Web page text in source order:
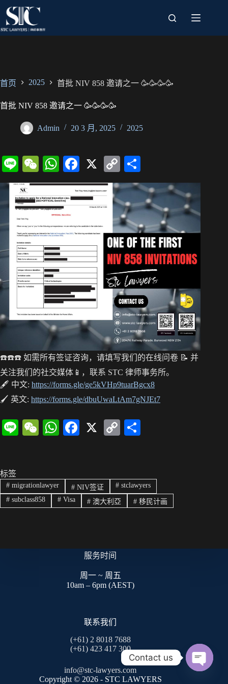
过
内
首页 2025 首批 NIV 858 邀请之一 🥳🥳🥳🥳
首批 NIV 858 邀请之一 🥳🥳🥳🥳
Admin 20 3 月, 2025 2025
Li
ne
W
e
C
ha
t
W
ha
ts
A
pp
Fa
ce
bo
ok
X
C
op
y
Li
nk
享
☎️☎️☎️ 如需所有签证咨询，请填写我们的在线问卷 📝 并
关注我们的社交媒体📱，联系 STC 律师事务所。
🖋 中文: https://forms.gle/ge5kVHp9tuarBgcx8
🖌 英文: https://forms.gle/dbuUwaLtAm7gNJEt7
Li
W
ha
t
W
A
pp
Fa
ok
X
C
Li
nk
标签
#migrationlawyer #NIV签证 # stclawyers
#subclass858 #Visa # 澳大利亞 # 移民计画
服务时间
周一 ~ 周五
10am – 6pm (AEST)
联系我们
(+61) 2 8018 7688
(+61) 423 417 300
info@stc-lawyers.com
Copyright © 2026 - STC LAWYERS
Contact us